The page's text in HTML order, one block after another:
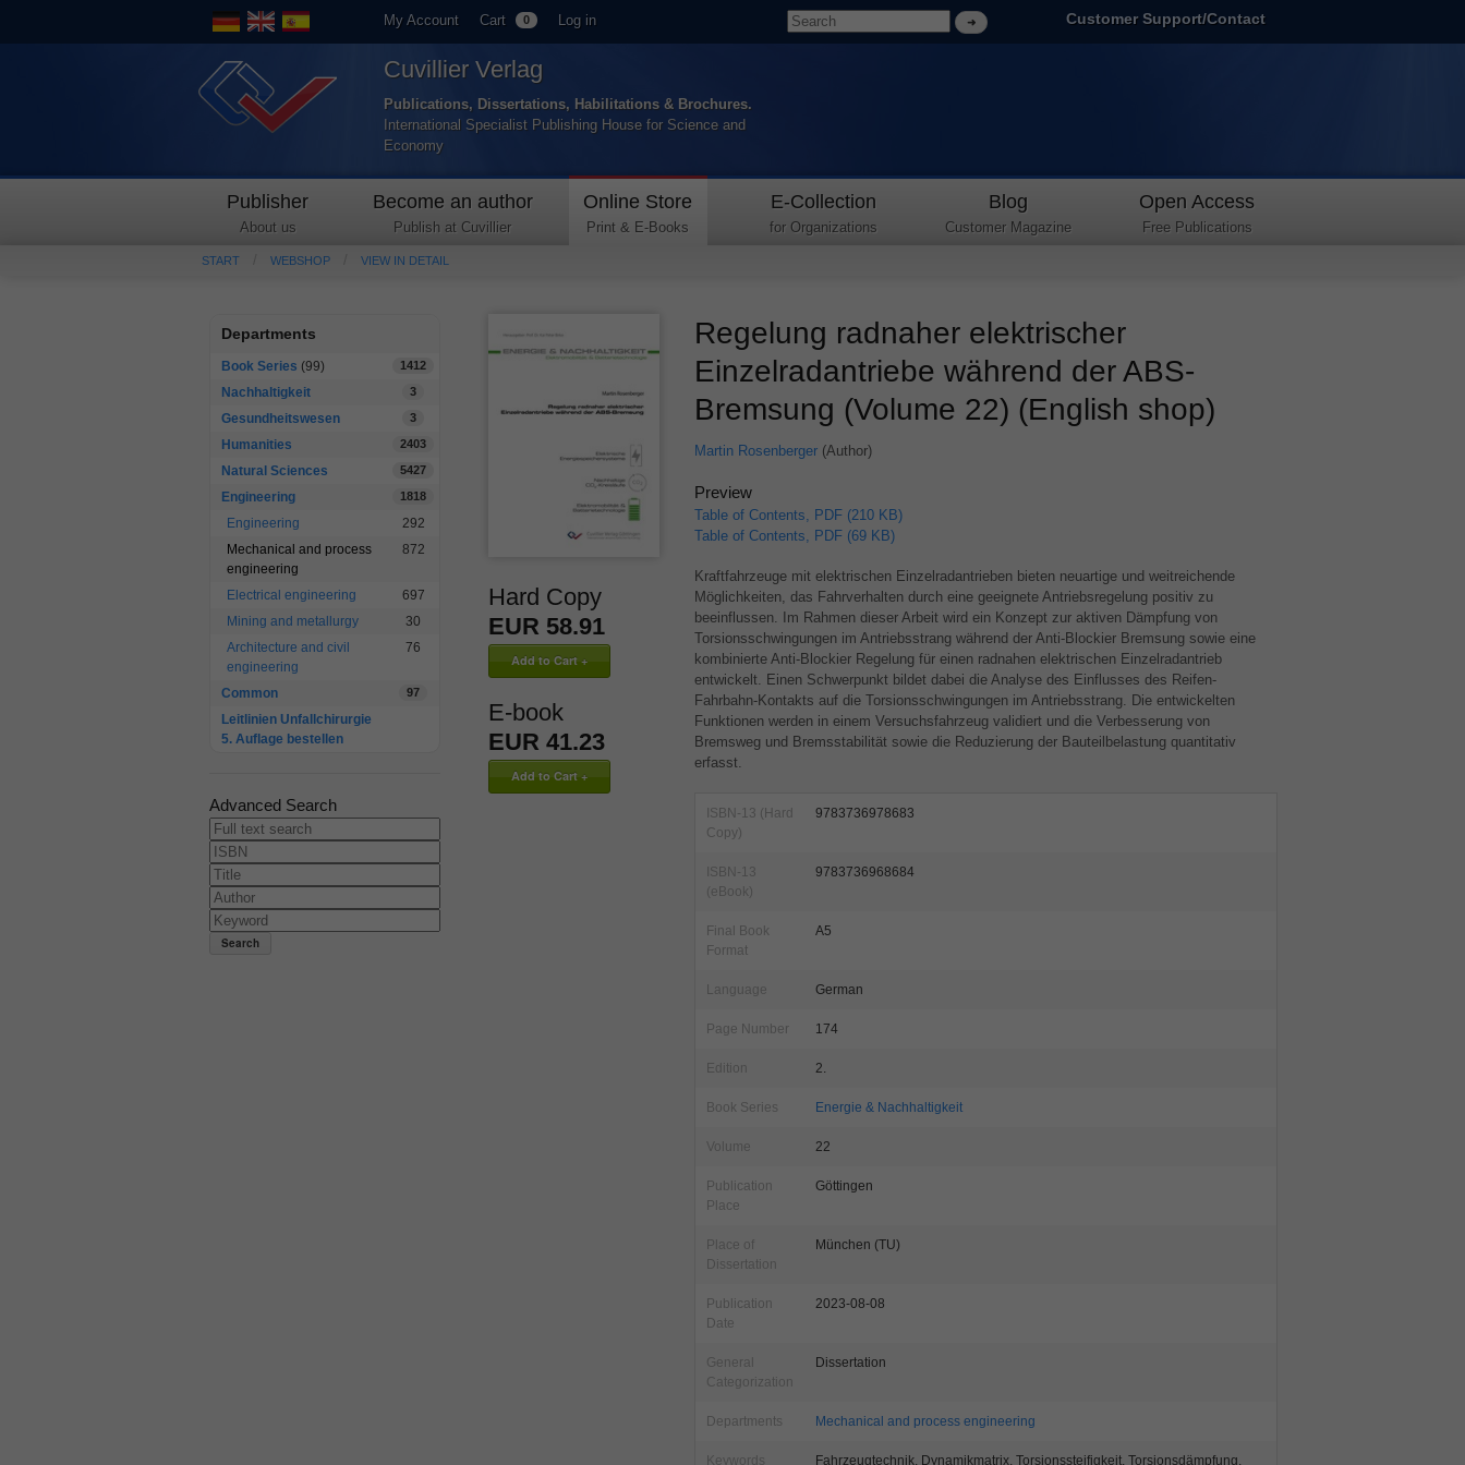
My Account Cart 0 Log in Customer Support/Contact
Cuvillier Verlag
Publications, Dissertations, Habilitations & Brochures.
International Specialist Publishing House for Science and
Economy
Publisher
About us
Become an author
Publish at Cuvillier
Online Store
Print & E-Books
E-Collection
for Organizations
Blog
Customer Magazine
Open Access
Free Publications
START WEBSHOP VIEW IN DETAIL
Departments
Book Series (99) 1412
Nachhaltigkeit 3
Gesundheitswesen 3
Humanities 2403
Natural Sciences 5427
Engineering 1818
Engineering
292
Mechanical and process
engineering
872
Electrical engineering
697
Mining and metallurgy
30
Architecture and civil
engineering
76
Common 97
Leitlinien Unfallchirurgie
5. Auflage bestellen
Advanced Search
Hard Copy
EUR 58.91
E-book
EUR 41.23
Regelung radnaher elektrischer
Einzelradantriebe während der ABS-
Bremsung (Volume 22) (English shop)
Martin Rosenberger(Author)
Preview
Table of Contents, PDF (210 KB)
Table of Contents, PDF (69 KB)
Kraftfahrzeuge mit elektrischen Einzelradantrieben bieten neuartige und weitreichende
Möglichkeiten, das Fahrverhalten durch eine geeignete Antriebsregelung positiv zu
beeinflussen. Im Rahmen dieser Arbeit wird ein Konzept zur aktiven Dämpfung von
Torsionsschwingungen im Antriebsstrang während der Anti-Blockier Bremsung sowie eine
kombinierte Anti-Blockier Regelung für einen radnahen elektrischen Einzelradantrieb
entwickelt. Einen Schwerpunkt bildet dabei die Analyse des Einflusses des Reifen-
Fahrbahn-Kontakts auf die Torsionsschwingungen im Antriebsstrang. Die entwickelten
Funktionen werden in einem Versuchsfahrzeug validiert und die Verbesserung von
Bremsweg und Bremsstabilität sowie die Reduzierung der Bauteilbelastung quantitativ
erfasst.
ISBN-13 (Hard
Copy)
9783736978683
ISBN-13
(eBook)
9783736968684
Final Book
Format
A5
Language German
Page Number 174
Edition 2.
Book Series Energie & Nachhaltigkeit
Volume 22
Publication
Place
Göttingen
Place of
Dissertation
München (TU)
Publication
Date
2023-08-08
General
Categorization
Dissertation
Departments Mechanical and process engineering
Keywords Fahrzeugtechnik, Dynamikmatrix, Torsionssteifigkeit, Torsionsdämpfung,